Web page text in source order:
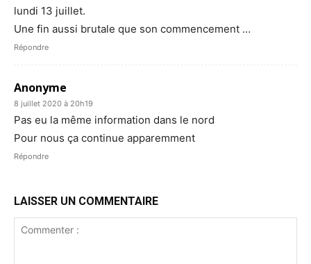
lundi 13 juillet.
Une fin aussi brutale que son commencement …
Répondre
Anonyme
8 juillet 2020 à 20h19
Pas eu la même information dans le nord
Pour nous ça continue apparemment
Répondre
LAISSER UN COMMENTAIRE